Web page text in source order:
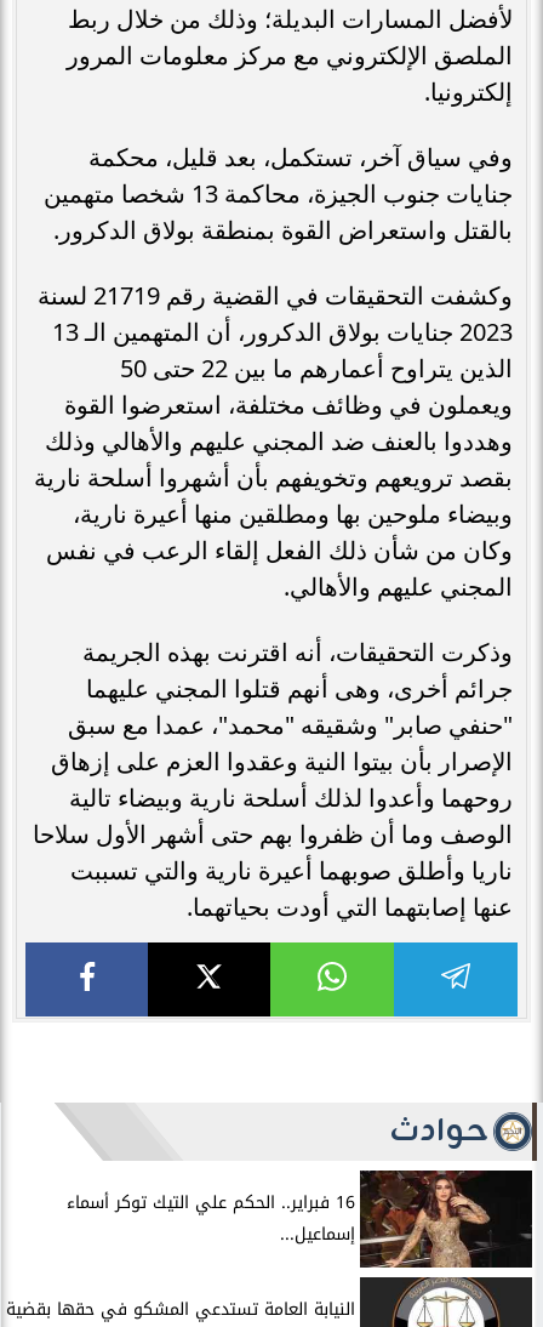
لأفضل المسارات البديلة؛ وذلك من خلال ربط
الملصق الإلكتروني مع مركز معلومات المرور
إلكترونيا.
وفي سياق آخر، تستكمل، بعد قليل، محكمة
جنايات جنوب الجيزة، محاكمة 13 شخصا متهمين
بالقتل واستعراض القوة بمنطقة بولاق الدكرور.
وكشفت التحقيقات في القضية رقم 21719 لسنة
2023 جنايات بولاق الدكرور، أن المتهمين الـ 13
الذين يتراوح أعمارهم ما بين 22 حتى 50
ويعملون في وظائف مختلفة، استعرضوا القوة
وهددوا بالعنف ضد المجني عليهم والأهالي وذلك
بقصد ترويعهم وتخويفهم بأن أشهروا أسلحة نارية
وبيضاء ملوحين بها ومطلقين منها أعيرة نارية،
وكان من شأن ذلك الفعل إلقاء الرعب في نفس
المجني عليهم والأهالي.
وذكرت التحقيقات، أنه اقترنت بهذه الجريمة
جرائم أخرى، وهى أنهم قتلوا المجني عليهما
"حنفي صابر" وشقيقه "محمد"، عمدا مع سبق
الإصرار بأن بيتوا النية وعقدوا العزم على إزهاق
روحهما وأعدوا لذلك أسلحة نارية وبيضاء تالية
الوصف وما أن ظفروا بهم حتى أشهر الأول سلاحا
ناريا وأطلق صوبهما أعيرة نارية والتي تسببت
عنها إصابتهما التي أودت بحياتهما.
حوادث
16 فبراير.. الحكم علي التيك توكر أسماء
إسماعيل...
النيابة العامة تستدعي المشكو في حقها بقضية